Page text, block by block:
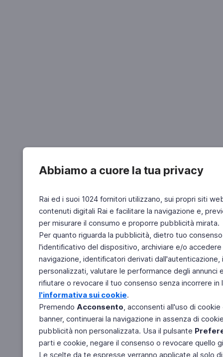
Abbiamo a cuore la tua privacy
Rai ed i suoi 1024 fornitori utilizzano, sui propri siti
contenuti digitali Rai e facilitare la navigazione e,
per misurare il consumo e proporre pubblicità mirata.
Per quanto riguarda la pubblicità, dietro tuo
l'identificativo del dispositivo, archiviare e/o
navigazione, identificatori derivati
personalizzati, valutare le performance degli
rifiutare o revocare il tuo consenso senza incorrere
l'informativa sui cookie.
Premendo Acconsento, acconsenti all'uso di
banner, continuerai la navigazione in assenza di
pubblicità non personalizzata. Usa il pulsante
parti e cookie, negare il consenso o revocare quello
Le scelte da te espresse verranno applicate al solo